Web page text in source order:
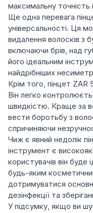
максимальну точність
Ще одна перевага
універсальності. Ця
видалення волосків з
включаючи брів, над
його ідеальним
найдрібніших
Крім того, пінцет ZAR
Він легко
швидкістю. Краще за
вести боротьбу з
спричиняючи
Чиж є явний недолік
інструмент є
користувачів він буде
будь-яким
дотримуватися
дезінфекції та
У підсумку, якщо ви